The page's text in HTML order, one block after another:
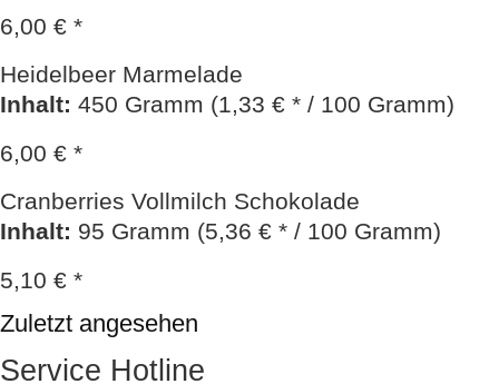
6,00 € *
Heidelbeer Marmelade
Inhalt: 450 Gramm (1,33 € * / 100 Gramm)
6,00 € *
Cranberries Vollmilch Schokolade
Inhalt: 95 Gramm (5,36 € * / 100 Gramm)
5,10 € *
Zuletzt angesehen
Service Hotline